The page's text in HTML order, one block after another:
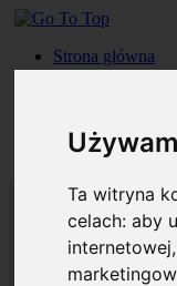
Ta witryna
celach:aby
internetowej
Strona główna
Roczniki
Kontakt
Szukaj